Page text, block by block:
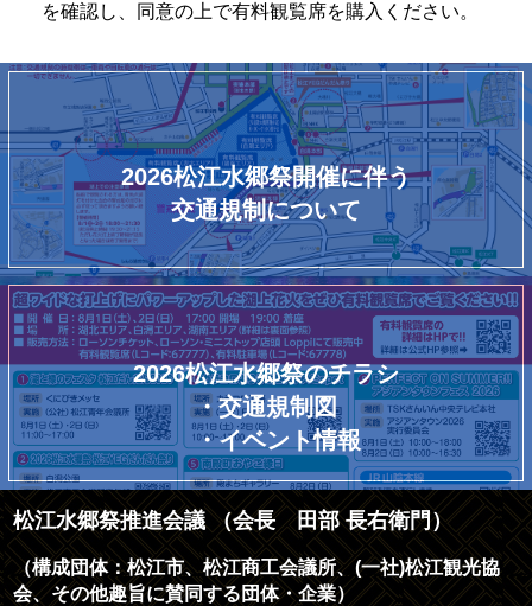
を確認し、同意の上で有料観覧席を購入ください。
2026松江水郷祭開催に伴う
交通規制について
2026松江水郷祭のチラシ
・交通規制図
・イベント情報
松江水郷祭推進会議 （会長 田部 長右衛門）
（構成団体：松江市、松江商工会議所、(一社)松江観光協
会、その他趣旨に賛同する団体・企業）